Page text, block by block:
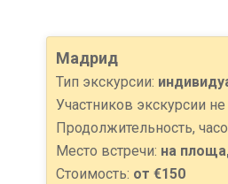
Мадрид
Тип экскурсии:
Участников экскурсии
Продолжительность,
Место встречи: на
Стоимость: от €150